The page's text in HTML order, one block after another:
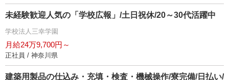
未経験歓迎人気の「学校広報」/土日祝休/20～30代活躍中
学校法人三幸学園
月給24万9,700円～
正社員 / 神奈川県
建築用製品の仕込み・充填・検査・機械操作/寮完備/日払い/